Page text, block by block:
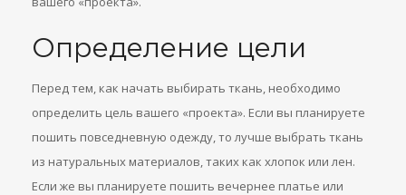
Определение цели
Перед тем, как начать выбирать ткань, необходимо
определить цель вашего «проекта». Если вы планируете
пошить повседневную одежду, то лучше выбрать ткань
из натуральных материалов, таких как хлопок или лен.
Если же вы планируете пошить вечернее платье или